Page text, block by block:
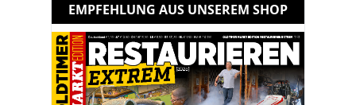
EMPFEHLUNG AUS UNSEREM SHOP